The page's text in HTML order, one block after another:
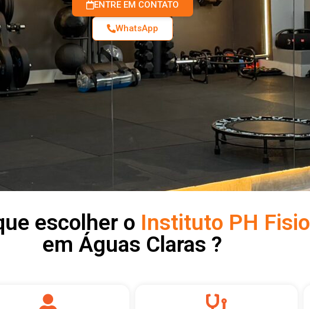
WhatsApp
ENTRE EM CONTATO
escolher o Instituto PH Fisio
em Águas Claras ?